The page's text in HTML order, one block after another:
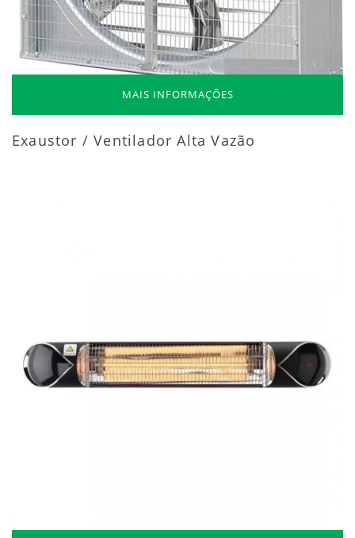
MAIS INFORMAÇÕES
Exaustor / Ventilador Alta Vazão